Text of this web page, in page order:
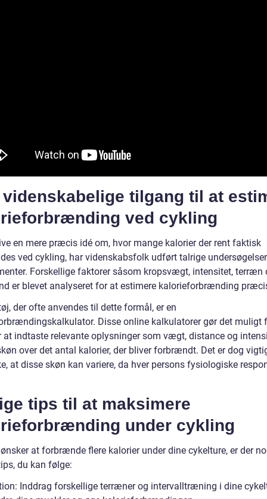
videnskabelige tilgang til at
ved cykling
en mere præcis idé om, hvor mange kalorier der rent faktisk
ved cykling, har videnskabsfolk udført talrige
Forskellige faktorer såsom kropsvægt, intensitet, terræn
er blevet analyseret for at estimere kalorieforbrænding
der ofte anvendes til dette formål, er en
Disse online kalkulatorer gør det muligt
at indtaste relevante oplysninger som vægt, distance og
over det antal kalorier, der bliver forbrændt. Det er dog
at disse skøn kan variere, da hver persons fysiologiske
tips til at maksimere
under cykling
at forbrænde flere kalorier under dine cykelture, er der
du kan følge:
Inddrag forskellige terræner og intervalltræning i dine